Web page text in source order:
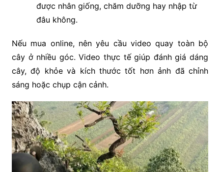
được nhân giống, chăm dưỡng hay nhập từ
đâu không.
Nếu mua online, nên yêu cầu video quay toàn bộ
cây ở nhiều góc. Video thực tế giúp đánh giá dáng
cây, độ khỏe và kích thước tốt hơn ảnh đã chỉnh
sáng hoặc chụp cận cảnh.